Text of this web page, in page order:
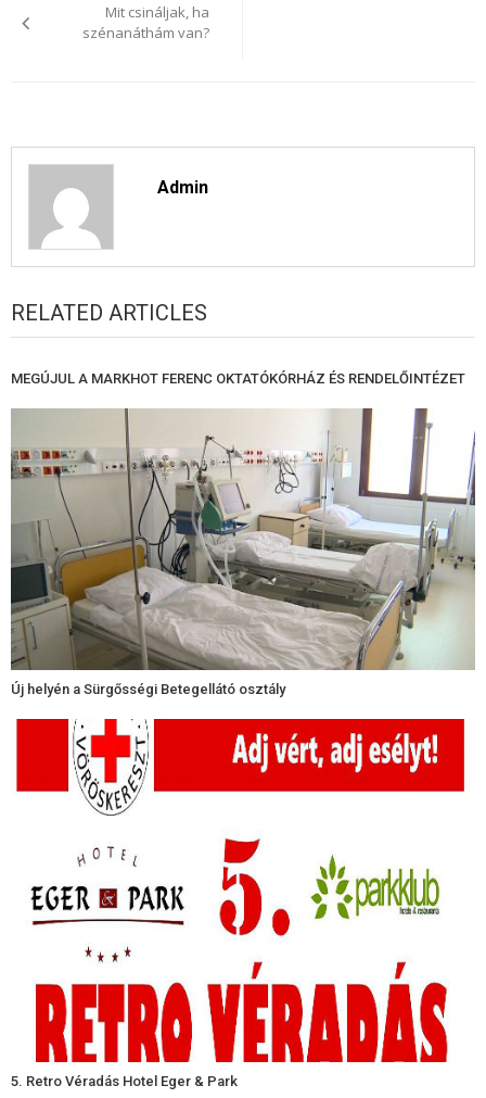
Mit csináljak, ha
szénanáthám van?
Admin
RELATED ARTICLES
MEGÚJUL A MARKHOT FERENC OKTATÓKÓRHÁZ ÉS RENDELŐINTÉZET
Új helyén a Sürgősségi Betegellátó osztály
5. Retro Véradás Hotel Eger & Park